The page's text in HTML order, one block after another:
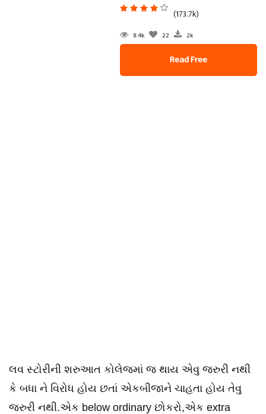
(173.7k)
8.4k 22 2k
Read Free
લવ સ્ટોરીની શરુઆત કોલેજમાં જ થાય એવુ જરુરી નથી
કે બધા ને વિરોધ હોય છતાં એકબીજાને ચાહતા હોય તેવુ
જરુરી નથી.એક below ordinary છોકરો,એક extra